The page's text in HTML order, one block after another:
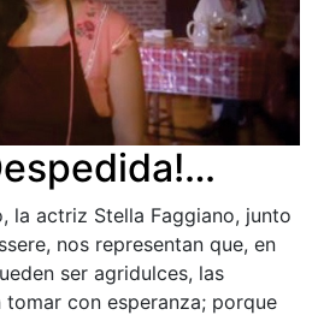
la actriz Stella Faggiano, junto
nos representan que, en
ser agridulces, las
con esperanza; porque